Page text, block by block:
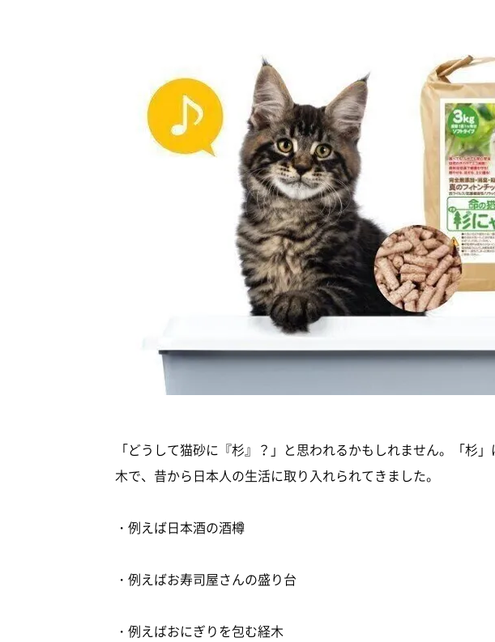
「どうして猫砂に『杉』？」と思われるかもしれません。「杉
木で、昔から日本人の生活に取り入れられてきました。
・例えば日本酒の酒樽
・例えばお寿司屋さんの盛り台
・例えばおにぎりを包む経木